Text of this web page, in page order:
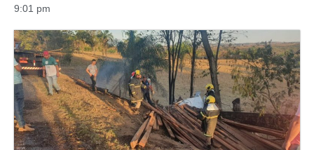
9:01 pm